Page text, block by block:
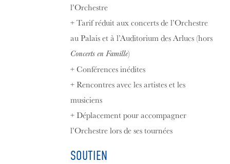
l’Orchestre
+ Tarif réduit aux concerts de l’Orchestre
au Palais et à l’Auditorium des Arlucs (hors
Concerts en Famille)
+ Conférences inédites
+ Rencontres avec les artistes et les
musiciens
+ Déplacement pour accompagner
l’Orchestre lors de ses tournées
SOUTIEN